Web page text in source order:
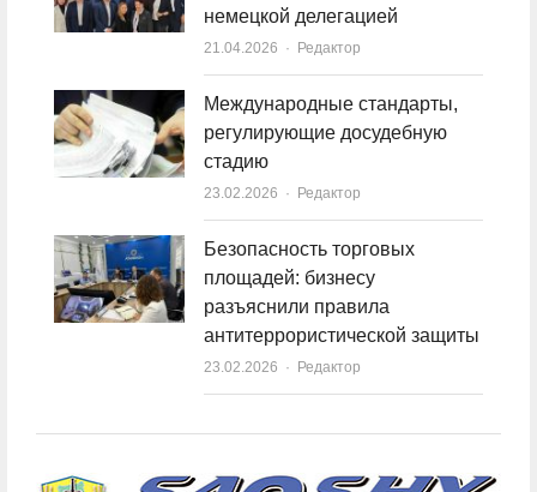
немецкой делегацией
21.04.2026 Author
Редактор
Международные стандарты,
регулирующие досудебную
стадию
23.02.2026 Author
Редактор
Безопасность торговых
площадей: бизнесу
разъяснили правила
антитеррористической защиты
23.02.2026 Author
Редактор